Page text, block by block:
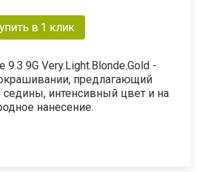
в 1 клик
9.3 9G Very.Light.Blonde.Gold -
предлагающий
седины, интенсивный цвет и на
нанесение.